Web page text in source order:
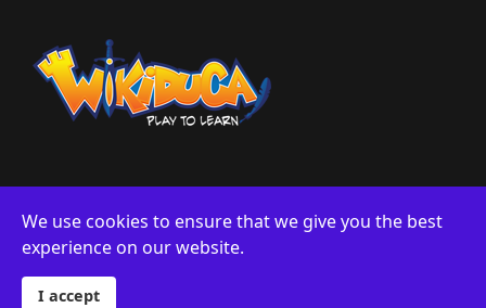
Sobre Nosotros
Privacidad
We use cookies to ensure that we give you the best
experience on our website.
I accept